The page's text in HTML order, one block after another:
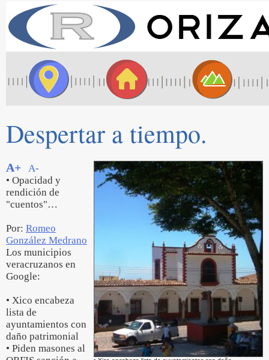
Despertar a tiempo.
A+
A-
• Opacidad y
rendición de
"cuentos"…
Por: Romeo
González Medrano
Los municipios
veracruzanos en
Google:
• Xico encabeza
lista de
ayuntamientos con
daño patrimonial
• Piden masones al